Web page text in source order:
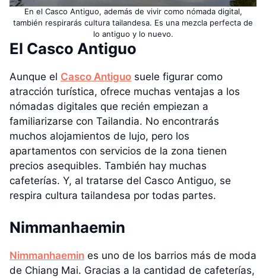
En el Casco Antiguo, además de vivir como nómada digital,
también respirarás cultura tailandesa. Es una mezcla perfecta de
lo antiguo y lo nuevo.
El Casco Antiguo
Aunque el Casco Antiguo suele figurar como
atracción turística, ofrece muchas ventajas a los
nómadas digitales que recién empiezan a
familiarizarse con Tailandia. No encontrarás
muchos alojamientos de lujo, pero los
apartamentos con servicios de la zona tienen
precios asequibles. También hay muchas
cafeterías. Y, al tratarse del Casco Antiguo, se
respira cultura tailandesa por todas partes.
Nimmanhaemin
Nimmanhaemin es uno de los barrios más de moda
de Chiang Mai. Gracias a la cantidad de cafeterías,